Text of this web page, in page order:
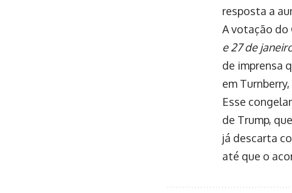
resposta a
A votação do
e 27 de
de imprensa
em
Esse
de Trump,
já descarta
até que o